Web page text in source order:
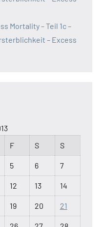
Mortality – Teil 1c –
– Excess
F S S
5 6 7
12 13 14
19 20 21